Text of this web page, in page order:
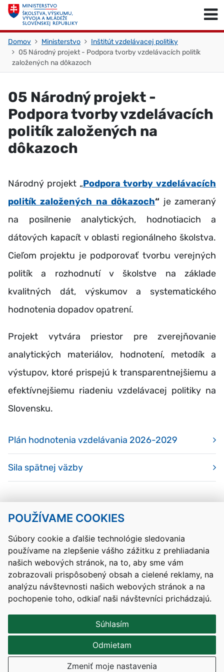
POUŽÍVAME COOKIES
Súbory cookie a ďalšie technológie sledovania
používame na zlepšenie vášho zážitku z prehliadania
našich webových stránok, na to, aby sme vám
zobrazovali prispôsobený obsah a cielené reklamy, na
analýzu návštevnosti našich webových stránok a na
pochopenie toho, odkiaľ naši návštevníci prichádzajú.
Súhlasím
Odmietam
Zmeniť moje nastavenia
Skočiť na obsah
Domov Ministerstvo
Inštitút vzdelávacej politiky
05 Národný projekt - Podpora tvorby vzdelávacích politík
založených na dôkazoch
05 Národný projekt -
Podpora tvorby vzdelávacích
politík založených na
dôkazoch
Národný projekt „Podpora tvorby vzdelávacích
politík založených na dôkazoch“ je zameraný
na posilnenie analytických, hodnotiacich a
dátových kapacít v oblasti regionálneho školstva.
Cieľom projektu je podporovať tvorbu verejných
politík a rozhodnutí v školstve na základe
kvalitných dát, výskumov a systematického
hodnotenia dopadov opatrení.
Projekt vytvára priestor pre zverejňovanie
analytických materiálov, hodnotení, metodík a
výstupov, ktoré prispejú k transparentnejšiemu a
efektívnejšiemu riadeniu vzdelávacej politiky na
Slovensku.
Plán hodnotenia vzdelávania 2026-2029
Sila spätnej väzby
Skočiť na začiatok stránky
Kontakty Mapa stránky RSS
Vyhlásenie o prístupnosti
Nastavenia cookies
Prevádzkovateľom služby je Ministerstvo školstva, výskumu,
vývoja a mládeže Slovenskej republiky.